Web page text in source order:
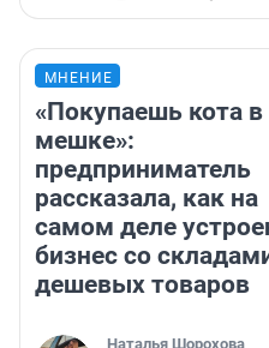
МНЕНИЕ
«Покупаешь кота в
мешке»:
предприниматель
рассказала, как на
самом деле
бизнес со
дешевых товаров
Наталья Шорохова